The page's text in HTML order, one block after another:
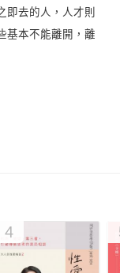
即去的人，人才則
基本不能離開，離
4